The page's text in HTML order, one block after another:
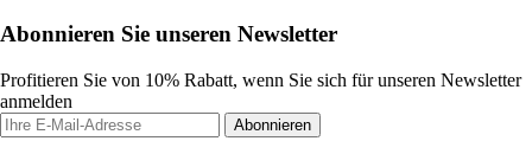
Abonnieren Sie unseren Newsletter
Profitieren Sie von 10% Rabatt, wenn Sie sich für unseren Newsletter
anmelden
Abonnieren